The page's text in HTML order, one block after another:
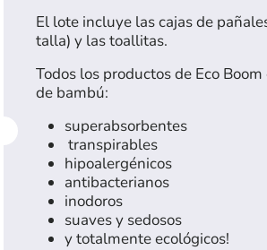
El lote incluye las cajas de
talla) y las toallitas.
Todos los productos de Eco
de bambú:
superabsorbentes
transpirables
hipoalergénicos
antibacterianos
inodoros
suaves y sedosos
y totalmente ecológicos!